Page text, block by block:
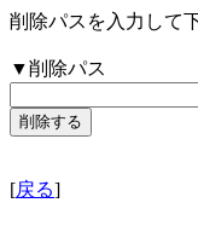
削除パスを入力して
▼削除パス
[戻る]